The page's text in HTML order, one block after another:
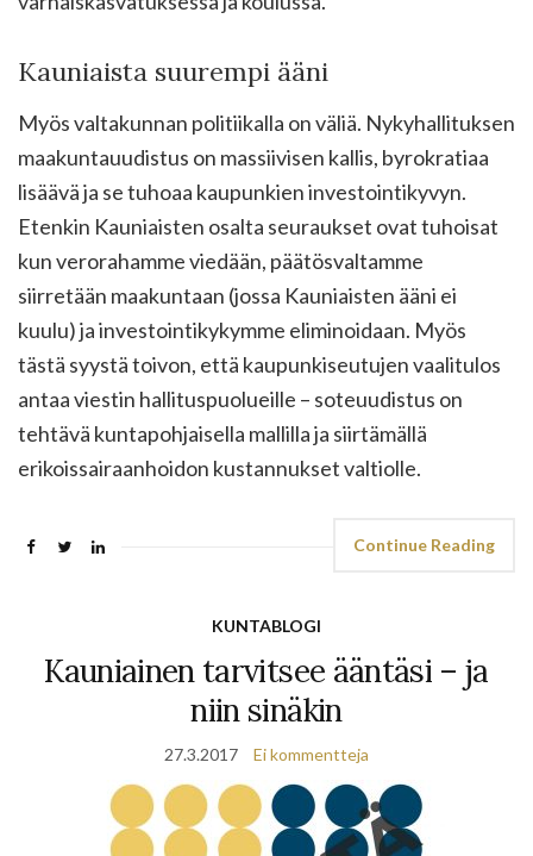
Kauniaista suurempi ääni
Myös valtakunnan politiikalla on väliä. Nykyhallituksen
maakuntauudistus on massiivisen kallis, byrokratiaa
lisäävä ja se tuhoaa kaupunkien investointikyvyn.
Etenkin Kauniaisten osalta seuraukset ovat tuhoisat
kun verorahamme viedään, päätösvaltamme
siirretään maakuntaan (jossa Kauniaisten ääni ei
kuulu) ja investointikykymme eliminoidaan. Myös
tästä syystä toivon, että kaupunkiseutujen vaalitulos
antaa viestin hallituspuolueille – soteuudistus on
tehtävä kuntapohjaisella mallilla ja siirtämällä
erikoissairaanhoidon kustannukset valtiolle.
Continue Reading
KUNTABLOGI
Kauniainen tarvitsee ääntäsi – ja
niin sinäkin
27.3.2017 Ei kommentteja